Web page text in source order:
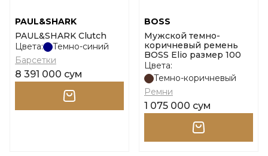
PAUL&SHARK
PAUL&SHARK Clutch
Цвета:
Темно-синий
Барсетки
8 391 000 сум
BOSS
Мужской темно-
коричневый ремень
BOSS Elio размер 100
Цвета:
Темно-коричневый
Ремни
1 075 000 сум